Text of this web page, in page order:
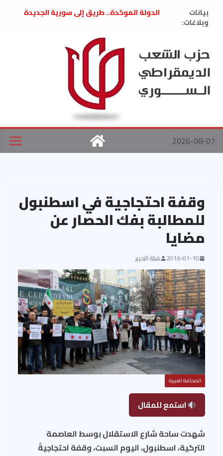
بيانات
وبلاغات:
الدولة الموحّدة.. طريق إلى سورية الجديدة
العام السابق لحزب الاتحاد الاشتراكي العربي
الديمقراطي
بلاغ صادر عن اجتماع اللجنة المركزية نيسان
2026
الحرب الأمريكية الإسرائيلية على نظام الملالي
في إيران .. بيان من حزب الشعب الديمقراطي
السوري
2026-08-07
وقفة احتجاجية في اسطنبول
للمطالبة بفك الحصار عن
مضايا
2016-01-10 هيئة التحرير
الصحافة العربية
استمع للمقال
شهدت ساحة شارع الاستقلال بوسط العاصمة
التركية، اسطنبول، اليوم السبت، وقفة احتجاجيةً